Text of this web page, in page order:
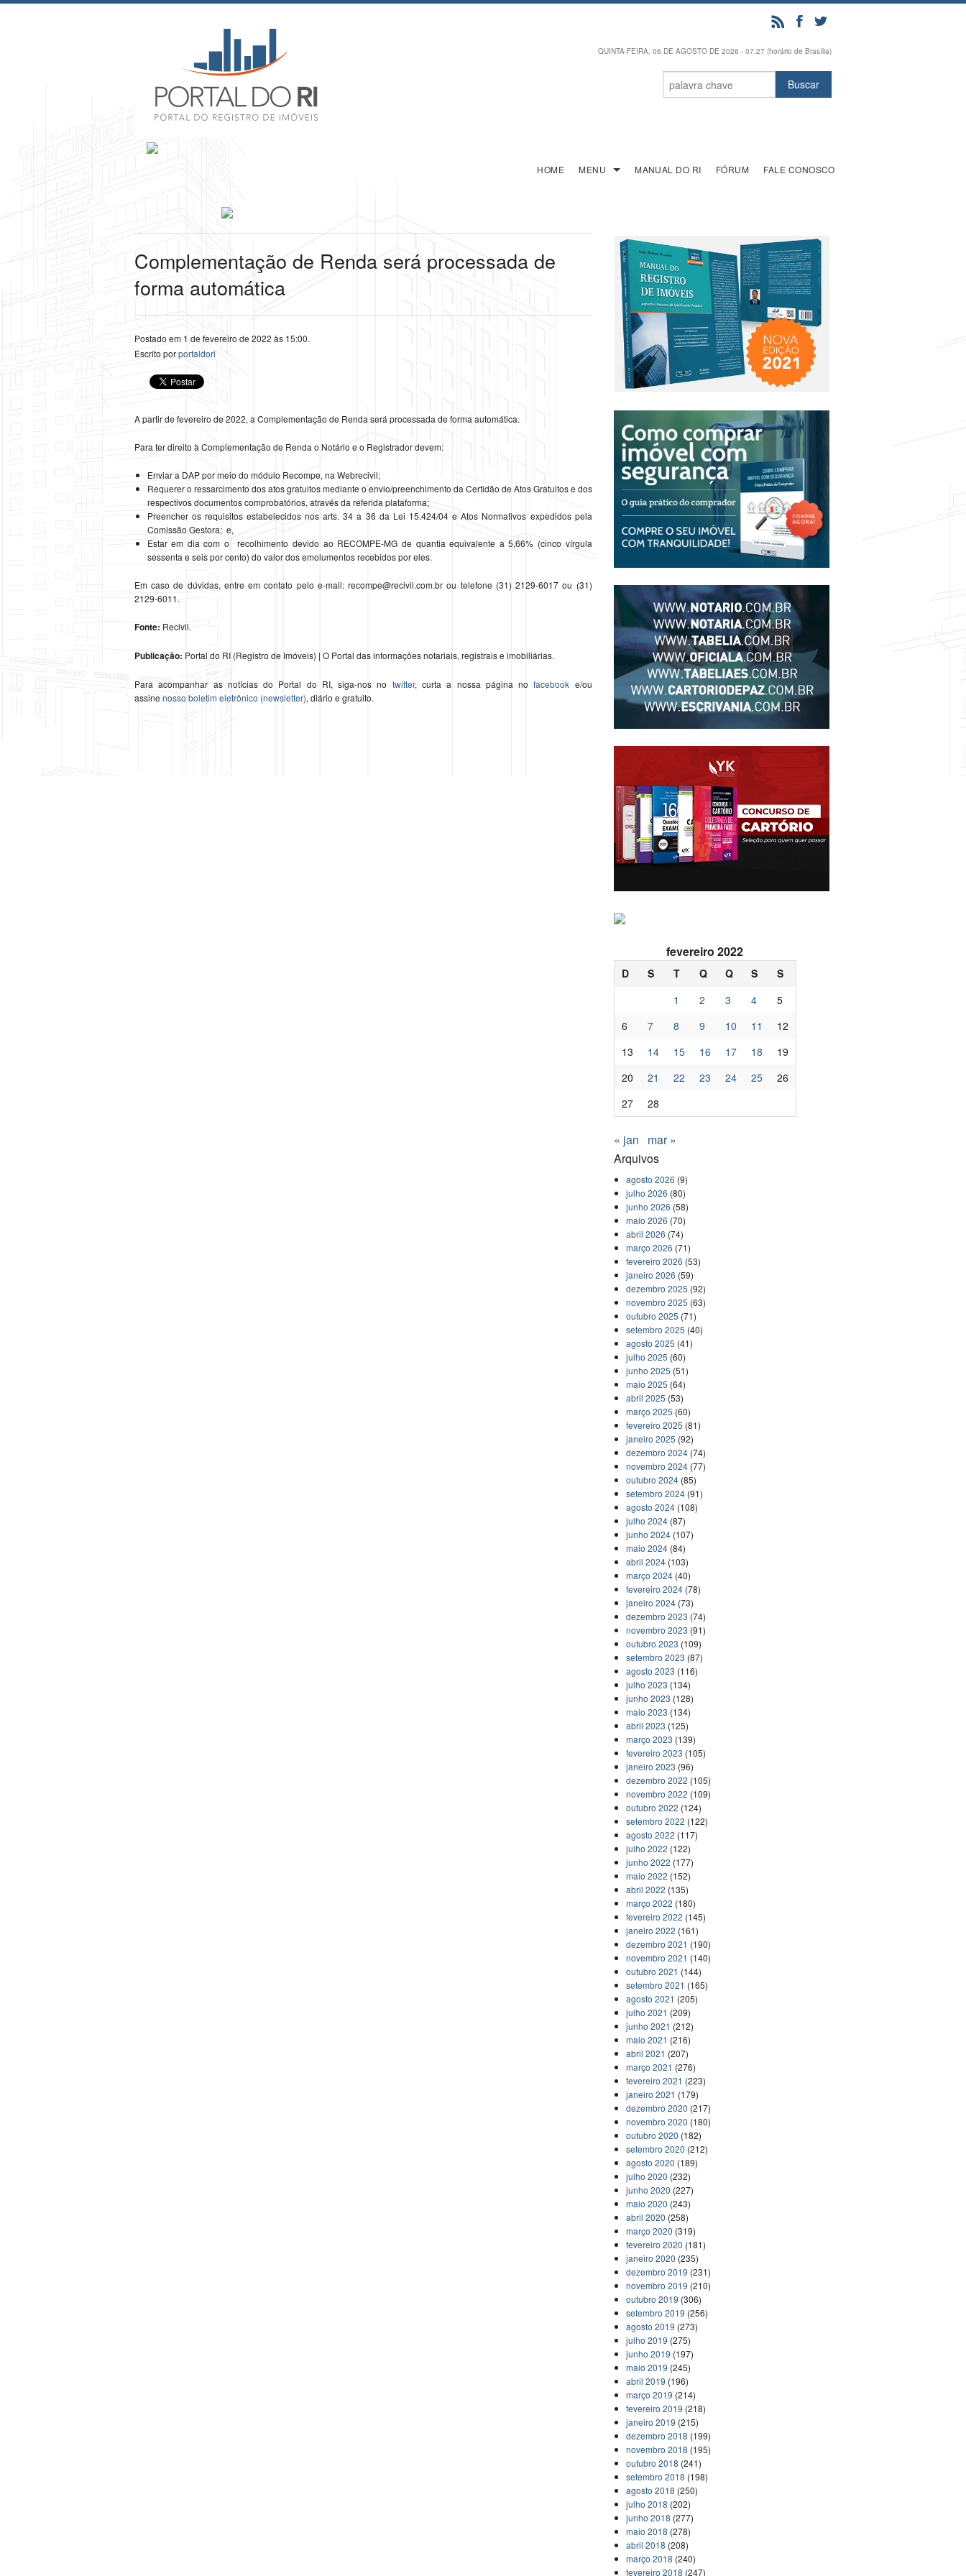
QUINTA-FEIRA, 06 DE AGOSTO DE 2026 - 07:27 (horário de Brasília)
HOME MENU MANUAL DO RI FÓRUM FALE CONOSCO
Complementação de Renda será processada de
forma automática
Postado em 1 de fevereiro de 2022 às 15:00.
Escrito porportaldori
A partir de fevereiro de 2022, a Complementação de Renda será processada de forma automática.
Para ter direito à Complementação de Renda o Notário e o Registrador devem:
Enviar a DAP por meio do módulo Recompe, na Webrecivil;
Requerer o ressarcimento dos atos gratuitos mediante o envio/preenchimento da Certidão de Atos Gratuitos e dos
respectivos documentos comprobatórios, através da referida plataforma;
Preencher os requisitos estabelecidos nos arts. 34 a 36 da Lei 15.424/04 e Atos Normativos expedidos pela
Comissão Gestora; e,
Estar em dia com o recolhimento devido ao RECOMPE-MG de quantia equivalente a 5,66% (cinco vírgula
sessenta e seis por cento) do valor dos emolumentos recebidos por eles.
Em caso de dúvidas, entre em contato pelo e-mail: recompe@recivil.com.br ou telefone (31) 2129-6017 ou (31)
2129-6011.
Fonte: Recivil.
Publicação: Portal do RI (Registro de Imóveis) | O Portal das informações notariais, registrais e imobiliárias.
Para acompanhar as notícias do Portal do RI, siga-nos no twitter, curta a nossa página nofacebook e/ou
assine nosso boletim eletrônico (newsletter), diário e gratuito.
fevereiro 2022
D S T Q Q S
S
1
2 3 4
5
6
7 8 9 10 11
12
13
14 15 16 17 18
19
20
21 22 23 24 25
26
27
28
« jan
mar »
Arquivos
agosto 2026 (9)
julho 2026 (80)
junho 2026 (58)
maio 2026 (70)
abril 2026 (74)
março 2026 (71)
fevereiro 2026 (53)
janeiro 2026 (59)
dezembro 2025 (92)
novembro 2025 (63)
outubro 2025 (71)
setembro 2025 (40)
agosto 2025 (41)
julho 2025 (60)
junho 2025 (51)
maio 2025 (64)
abril 2025 (53)
março 2025 (60)
fevereiro 2025 (81)
janeiro 2025 (92)
dezembro 2024 (74)
novembro 2024 (77)
outubro 2024 (85)
setembro 2024 (91)
agosto 2024 (108)
julho 2024 (87)
junho 2024 (107)
maio 2024 (84)
abril 2024 (103)
março 2024 (40)
fevereiro 2024 (78)
janeiro 2024 (73)
dezembro 2023 (74)
novembro 2023 (91)
outubro 2023 (109)
setembro 2023 (87)
agosto 2023 (116)
julho 2023 (134)
junho 2023 (128)
maio 2023 (134)
abril 2023 (125)
março 2023 (139)
fevereiro 2023 (105)
janeiro 2023 (96)
dezembro 2022 (105)
novembro 2022 (109)
outubro 2022 (124)
setembro 2022 (122)
agosto 2022 (117)
julho 2022 (122)
junho 2022 (177)
maio 2022 (152)
abril 2022 (135)
março 2022 (180)
fevereiro 2022 (145)
janeiro 2022 (161)
dezembro 2021 (190)
novembro 2021 (140)
outubro 2021 (144)
setembro 2021 (165)
agosto 2021 (205)
julho 2021 (209)
junho 2021 (212)
maio 2021 (216)
abril 2021 (207)
março 2021 (276)
fevereiro 2021 (223)
janeiro 2021 (179)
dezembro 2020 (217)
novembro 2020 (180)
outubro 2020 (182)
setembro 2020 (212)
agosto 2020 (189)
julho 2020 (232)
junho 2020 (227)
maio 2020 (243)
abril 2020 (258)
março 2020 (319)
fevereiro 2020 (181)
janeiro 2020 (235)
dezembro 2019 (231)
novembro 2019 (210)
outubro 2019 (306)
setembro 2019 (256)
agosto 2019 (273)
julho 2019 (275)
junho 2019 (197)
maio 2019 (245)
abril 2019 (196)
março 2019 (214)
fevereiro 2019 (218)
janeiro 2019 (215)
dezembro 2018 (199)
novembro 2018 (195)
outubro 2018 (241)
setembro 2018 (198)
agosto 2018 (250)
julho 2018 (202)
junho 2018 (277)
maio 2018 (278)
abril 2018 (208)
março 2018 (240)
fevereiro 2018 (247)